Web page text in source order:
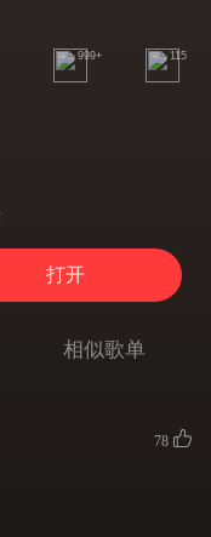
999+ 115
打开
相似歌单
78